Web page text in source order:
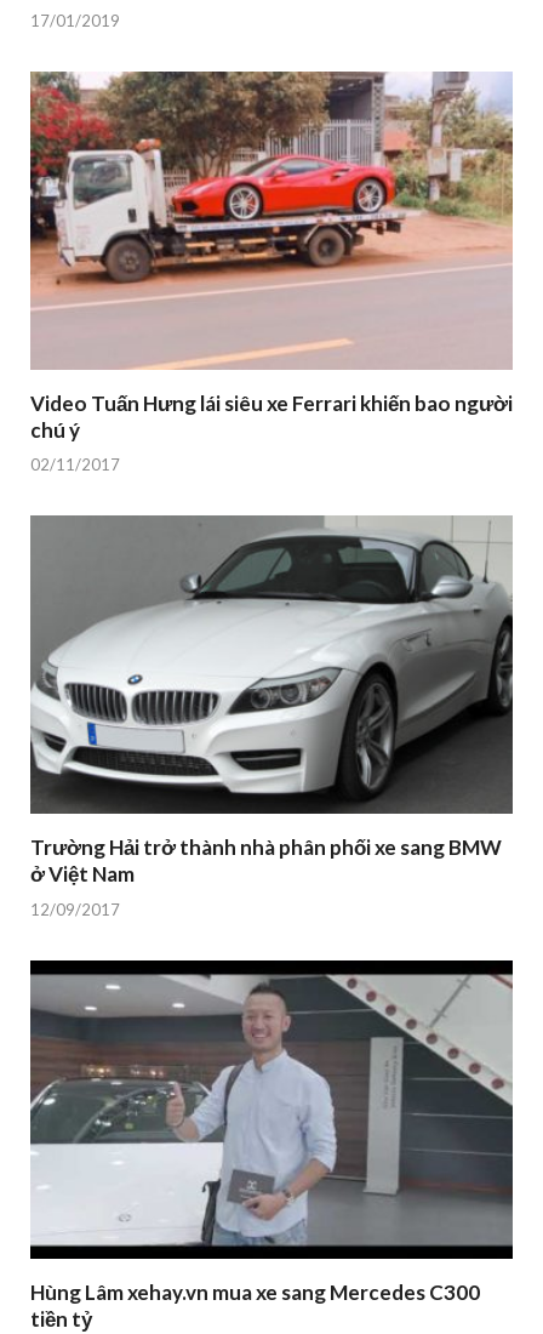
17/01/2019
Video Tuấn Hưng lái siêu xe Ferrari khiến bao người
chú ý
02/11/2017
Trường Hải trở thành nhà phân phối xe sang BMW
ở Việt Nam
12/09/2017
Hùng Lâm xehay.vn mua xe sang Mercedes C300
tiền tỷ